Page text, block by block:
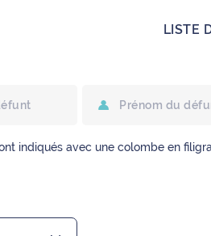
LISTE
indiqués avec une colombe en